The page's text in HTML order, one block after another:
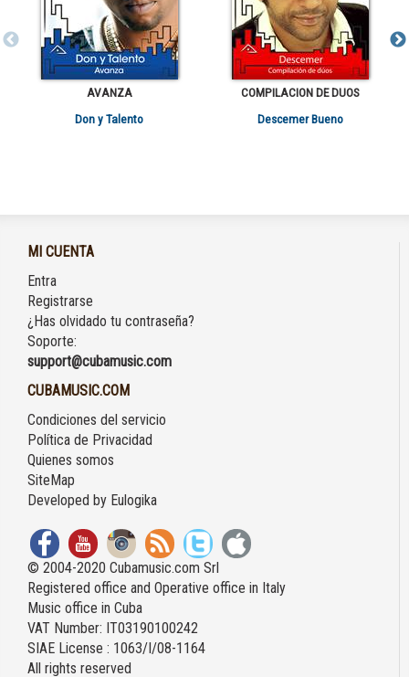
AVANZA
Don y Talento
COMPILACION DE DUOS
Descemer Bueno
MI CUENTA
Entra
Registrarse
¿Has olvidado tu contraseña?
Soporte:
support@cubamusic.com
CUBAMUSIC.COM
Condiciones del servicio
Política de Privacidad
Quienes somos
SiteMap
Developed by Eulogika
© 2004-2020 Cubamusic.com Srl
Registered office and Operative office in Italy
Music office in Cuba
VAT Number: IT03190100242
SIAE License : 1063/I/08-1164
All rights reserved